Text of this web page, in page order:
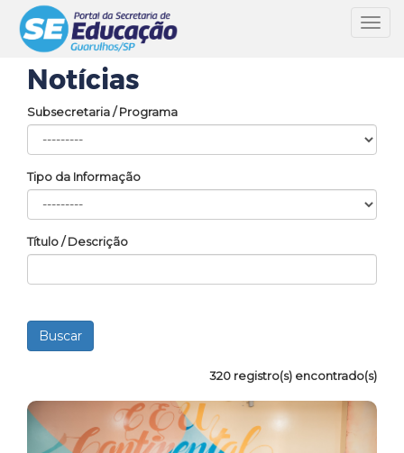
Notícias
Subsecretaria / Programa
Tipo da Informação
Título / Descrição
320 registro(s) encontrado(s)